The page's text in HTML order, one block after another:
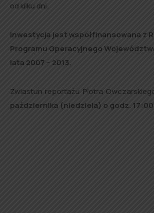
od kilku dni.
Inwestycja jest współfinansowana z
Programu Operacyjnego
lata 2007 – 2013.
Zwiastun reportażu Piotra
października (niedziela) o godz. 17:00